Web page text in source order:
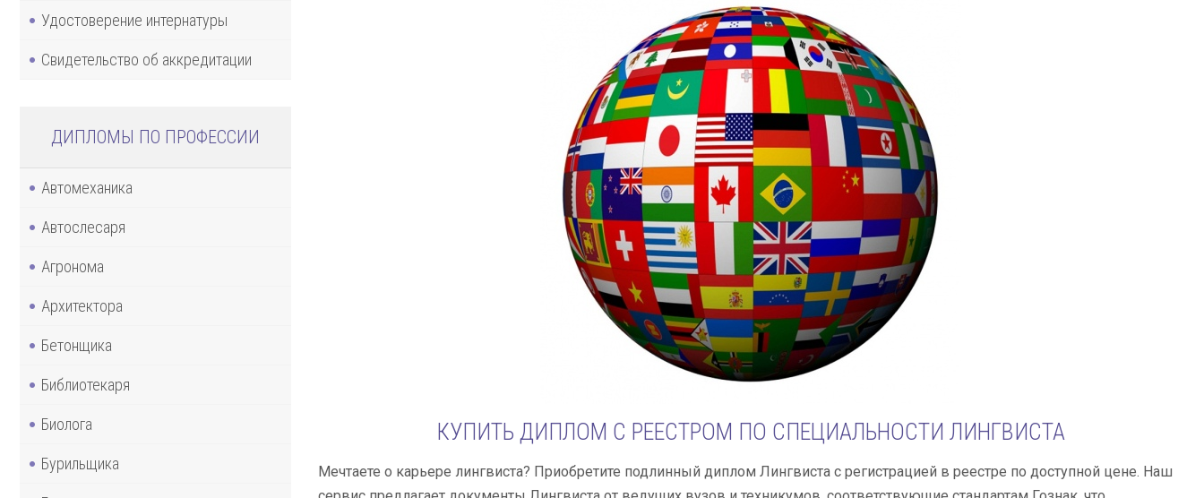
Удостоверение интернатуры
Свидетельство об аккредитации
ДИПЛОМЫ ПО ПРОФЕССИИ
Автомеханика
Автослесаря
Агронома
Архитектора
Бетонщика
Библиотекаря
Биолога
Бурильщика
КУПИТЬ ДИПЛОМ С РЕЕСТРОМ ПО СПЕЦИАЛЬНОСТИ ЛИНГВИСТА
Мечтаете о карьере лингвиста? Приобретите подлинный диплом Лингвиста с регистрацией в реестре по доступной цене. Наш